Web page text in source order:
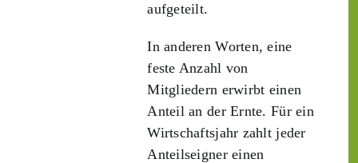
aufgeteilt.
In anderen Worten, eine
feste Anzahl von
Mitgliedern erwirbt einen
Anteil an der Ernte. Für ein
Wirtschaftsjahr zahlt jeder
Anteilseigner einen